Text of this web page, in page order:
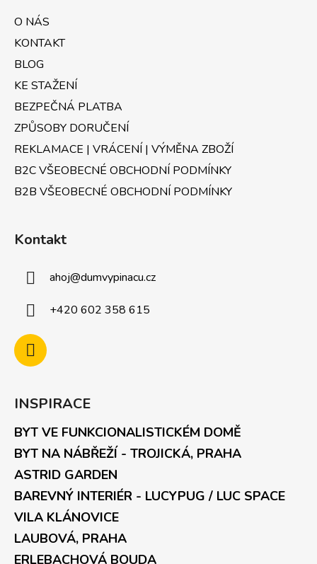
O NÁS
KONTAKT
BLOG
KE STAŽENÍ
BEZPEČNÁ PLATBA
ZPŮSOBY DORUČENÍ
REKLAMACE | VRÁCENÍ | VÝMĚNA ZBOŽÍ
B2C VŠEOBECNÉ OBCHODNÍ PODMÍNKY
B2B VŠEOBECNÉ OBCHODNÍ PODMÍNKY
Kontakt
ahoj@dumvypinacu.cz
+420 602 358 615
INSPIRACE
BYT VE FUNKCIONALISTICKÉM DOMĚ
BYT NA NÁBŘEŽÍ - TROJICKÁ, PRAHA
ASTRID GARDEN
BAREVNÝ INTERIÉR - LUCYPUG / LUC SPACE
VILA KLÁNOVICE
LAUBOVÁ, PRAHA
ERLEBACHOVÁ BOUDA